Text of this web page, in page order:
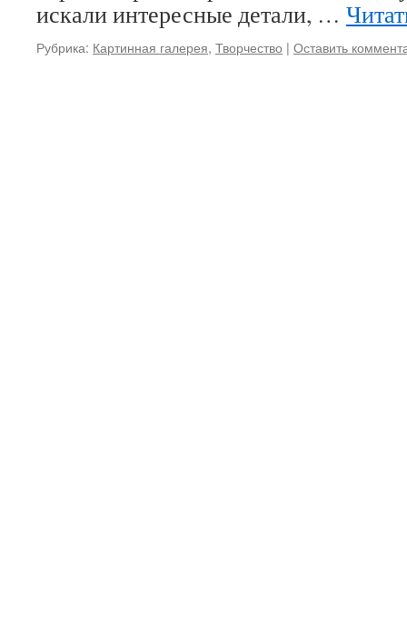
искали интересные детали, …
Рубрика: Картинная галерея, Творчество | Оставить